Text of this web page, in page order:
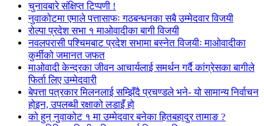
चुनावबारे संक्षिप्त टिप्पणी !
नुवाकोटमा एमाले पत्तासाफः गठबन्धनका सबै उम्मेदवार विजयी
रोल्पा प्रदेश सभा १ माओवादीका बागी विजयी
नवलपरासी पश्चिमबाट प्रदेश सभामा बस्नेत विजयीः माओवादीका
कुर्मीको जमानत जफत
माओवादी केन्द्रका जीवन आचार्यलाई समर्थन गर्दै कांग्रेसका बागीले
फिर्ता लिए उम्मेदवारी
बेपत्ता पत्रकार मिलनलाई सम्झिँदै प्रचण्डले भने- यो सामान्य निर्वाचन
होइन, उपलब्धी रक्षाको लडाइँ हो
को हुन् नुवाकोट १ मा उम्मेदवार बनेका हितबहादुर तामाङ ?